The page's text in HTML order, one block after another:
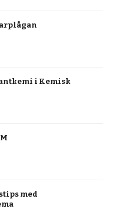
i Kemisk
med